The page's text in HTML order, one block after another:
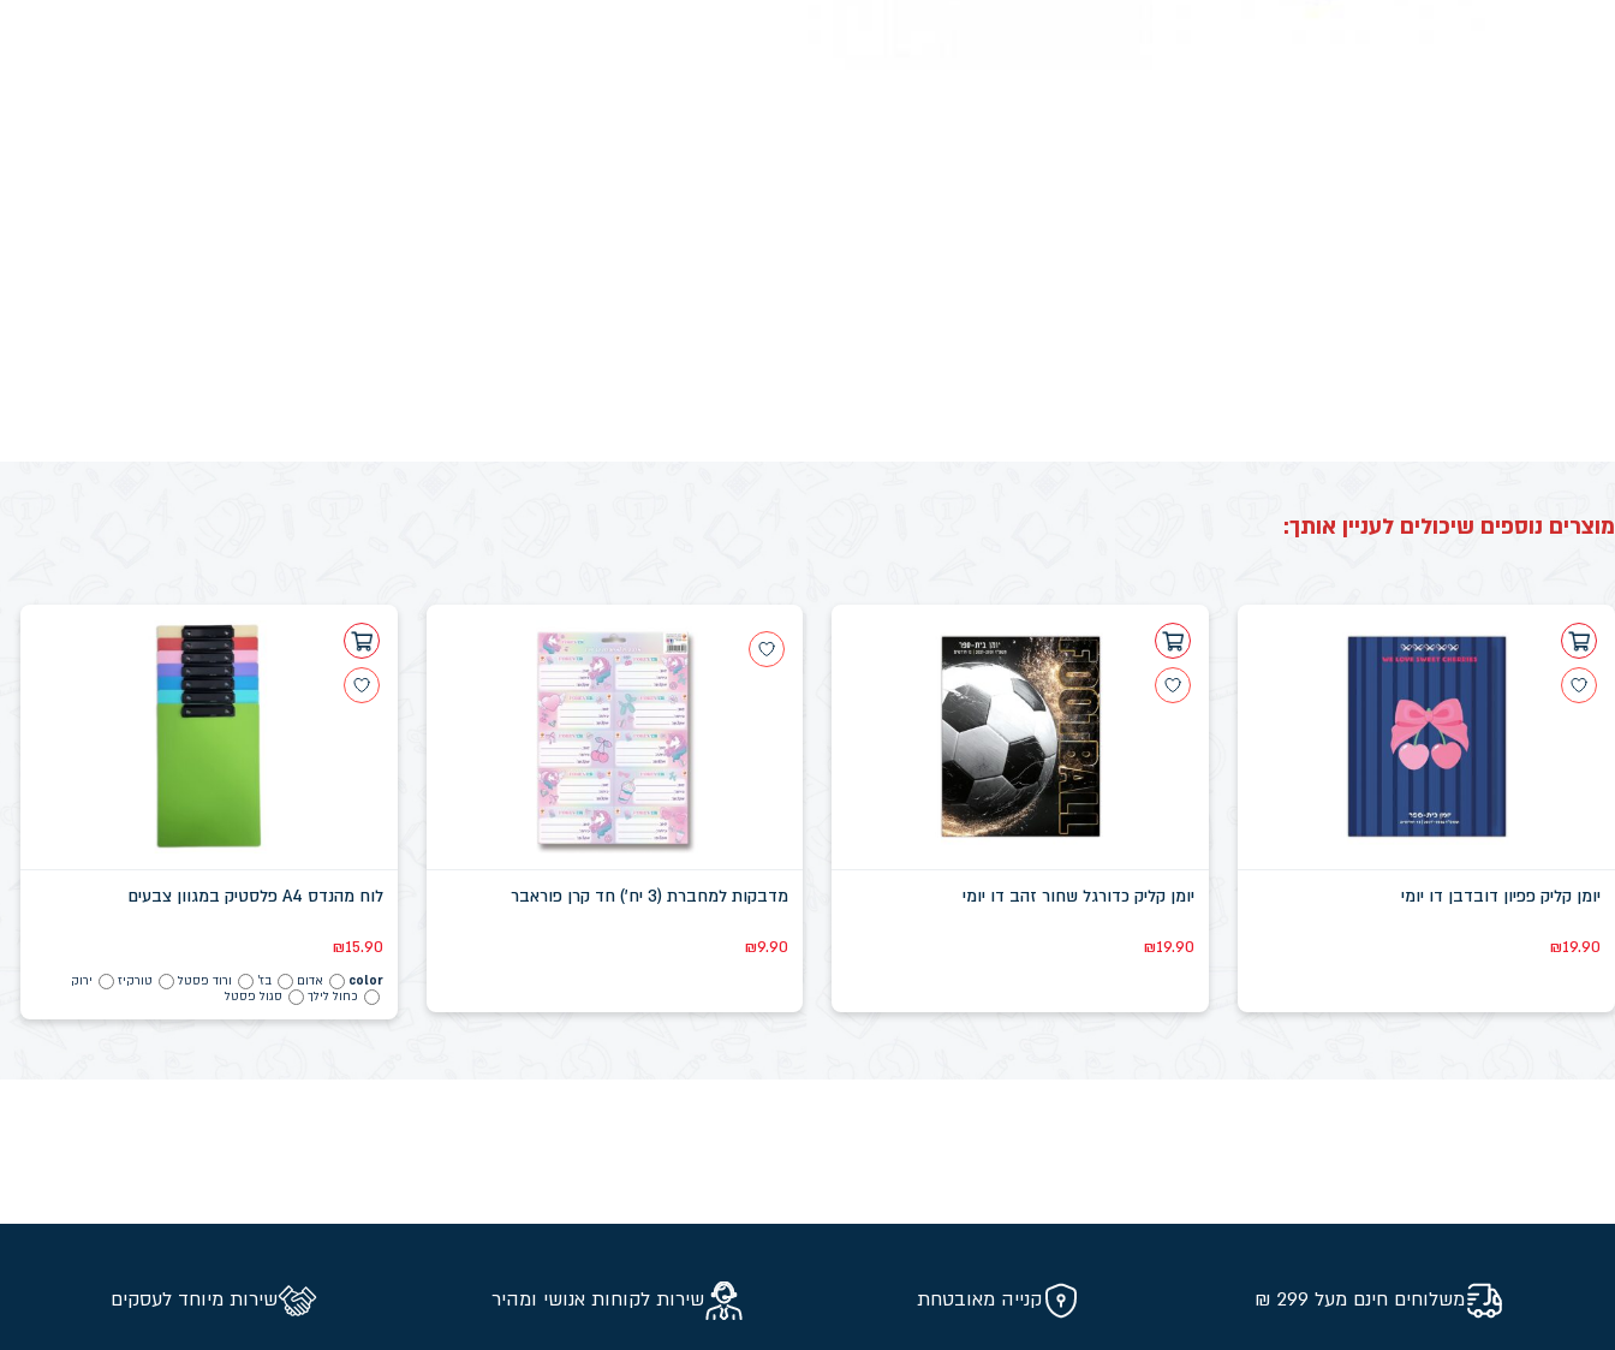
מוצרים נוספים שיכולים לעניין אותך:
יומן קליק פפיון דובדבן דו יומי
₪19.90
יומן קליק כדורגל שחור זהב דו יומי
₪19.90
מדבקות למחברת (3 יח') חד קרן פוראבר
₪9.90
לוח מהנדס A4 פלסטיק במגוון צבעים
₪15.90
color אדום בז' ורוד פסטל טורקיז
ירוק
כחול לילך
סגול פסטל
משלוחים חינם מעל 299 ₪ קנייה מאובטחת שירות לקוחות אנושי ומהיר שירות מיוחד לעסקים